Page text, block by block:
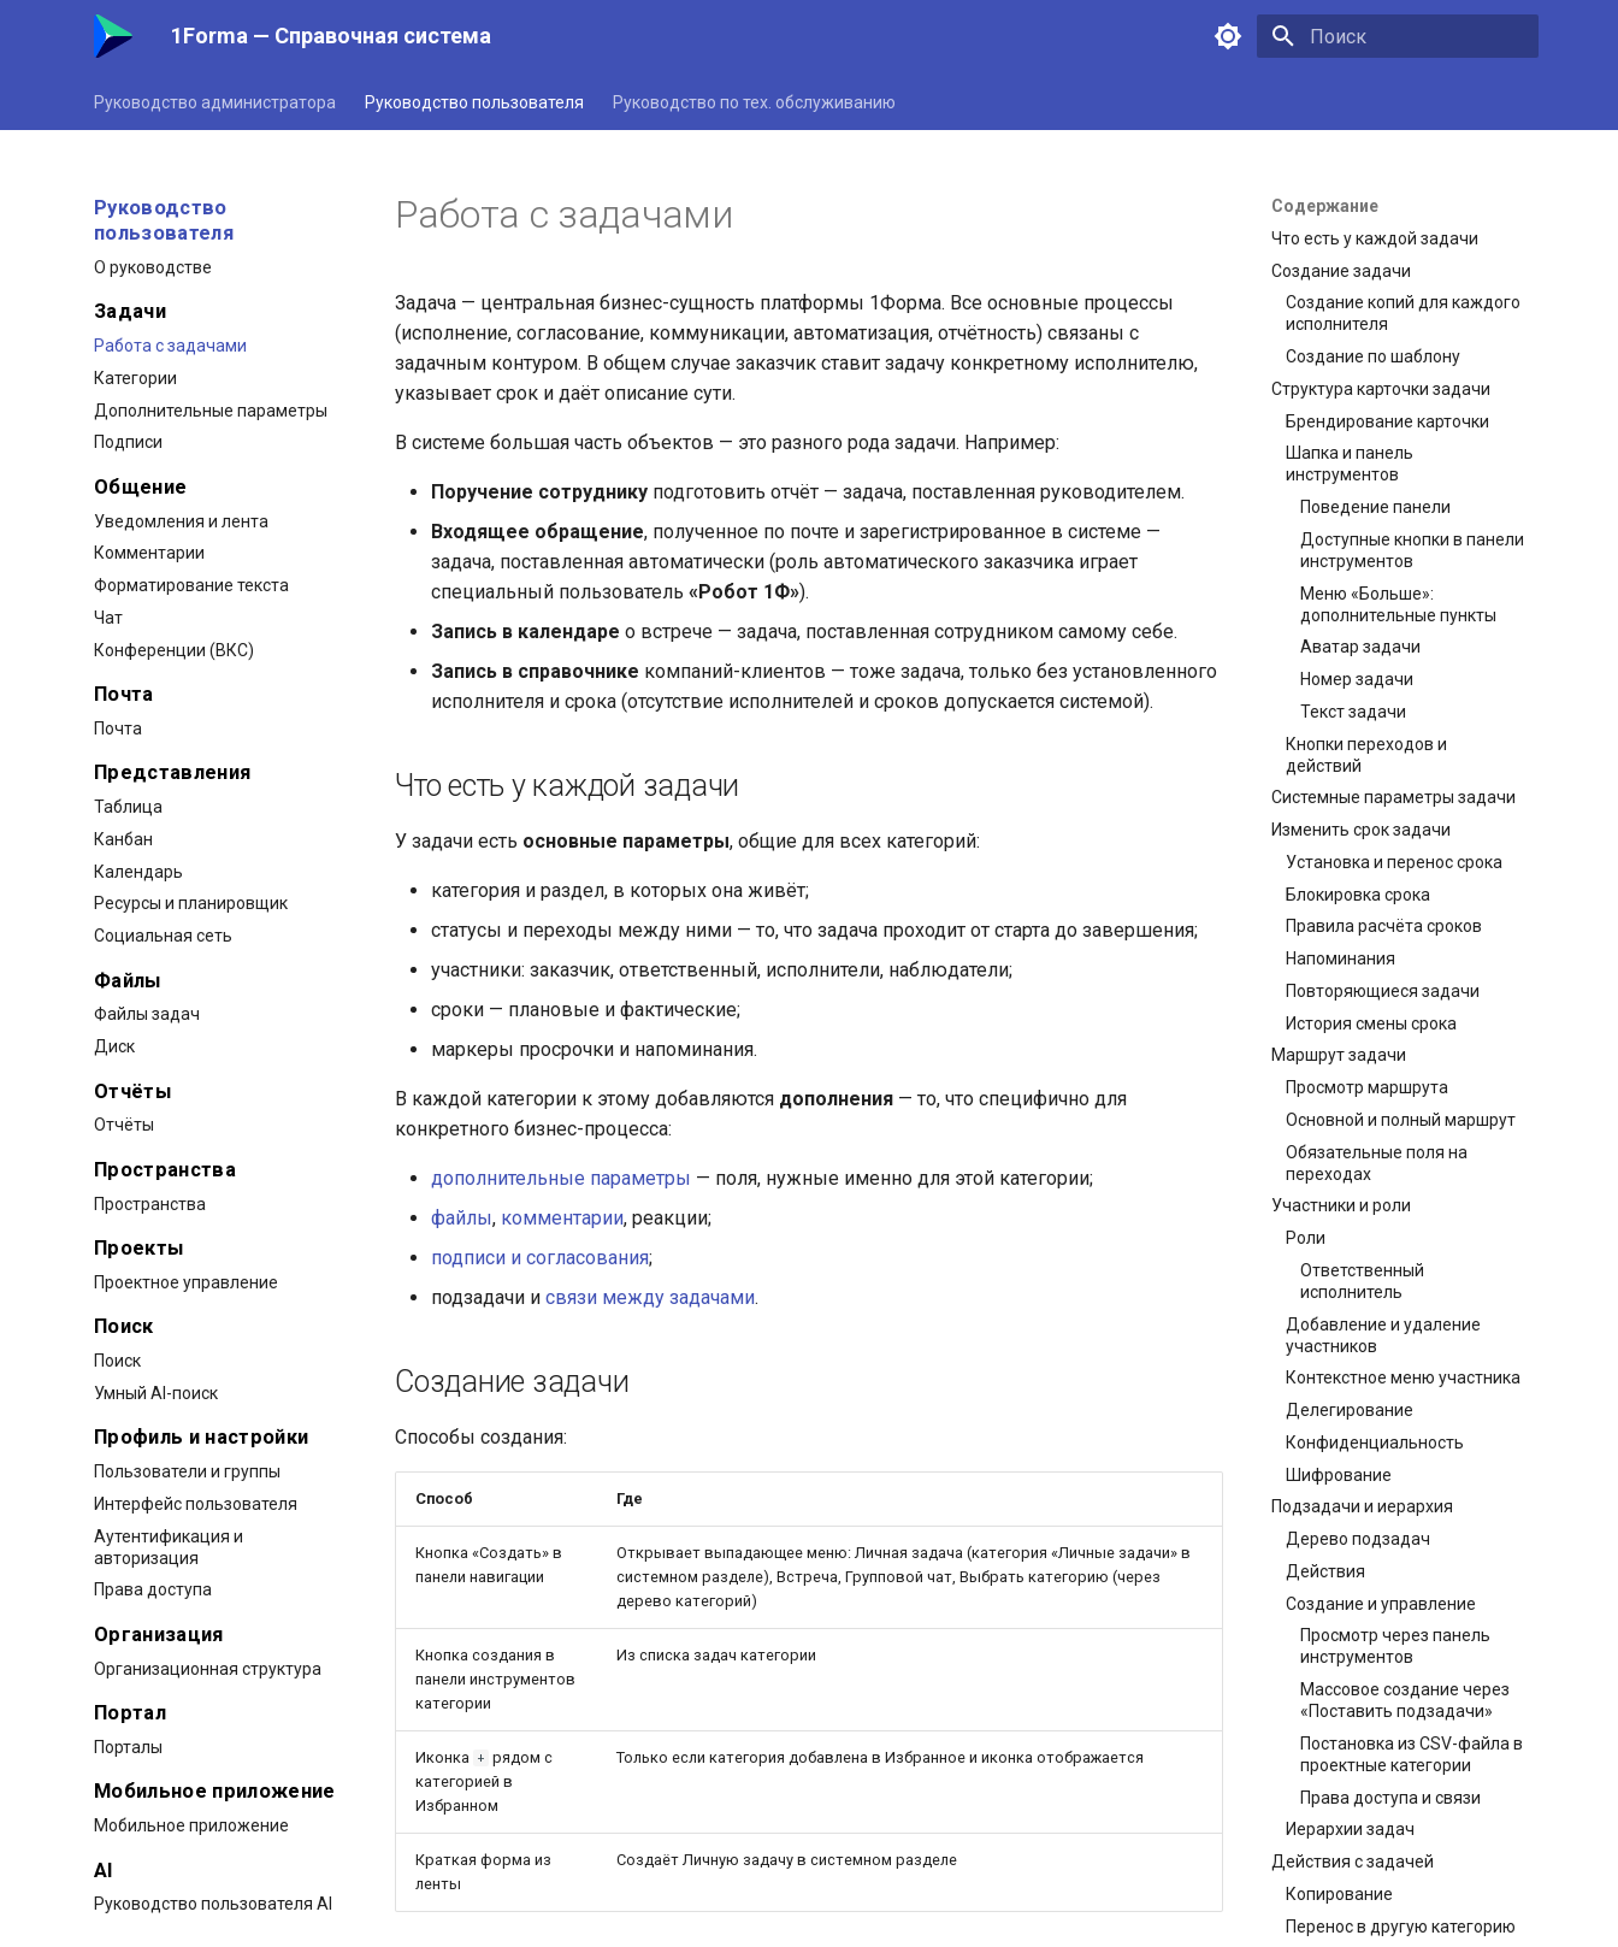
1Forma — Справочная система
Руководство администратора Руководство пользователя Руководство по тех. обслуживанию
Руководство
пользователя
О руководстве
Задачи
Работа с задачами
Категории
Дополнительные параметры
Подписи
Общение
Уведомления и лента
Комментарии
Форматирование текста
Чат
Конференции (ВКС)
Почта
Почта
Представления
Таблица
Канбан
Календарь
Ресурсы и планировщик
Социальная сеть
Файлы
Файлы задач
Диск
Отчёты
Отчёты
Пространства
Пространства
Проекты
Проектное управление
Поиск
Поиск
Умный AI-поиск
Профиль и настройки
Пользователи и группы
Интерфейс пользователя
Аутентификация и
авторизация
Права доступа
Организация
Организационная структура
Портал
Порталы
Мобильное приложение
Мобильное приложение
AI
Руководство пользователя AI
Содержание
Что есть у каждой задачи
Создание задачи
Создание копий для каждого
исполнителя
Создание по шаблону
Структура карточки задачи
Брендирование карточки
Шапка и панель
инструментов
Поведение панели
Доступные кнопки в панели
инструментов
Меню «Больше»:
дополнительные пункты
Аватар задачи
Номер задачи
Текст задачи
Кнопки переходов и
действий
Системные параметры задачи
Изменить срок задачи
Установка и перенос срока
Блокировка срока
Правила расчёта сроков
Напоминания
Повторяющиеся задачи
История смены срока
Маршрут задачи
Просмотр маршрута
Основной и полный маршрут
Обязательные поля на
переходах
Участники и роли
Роли
Ответственный
исполнитель
Добавление и удаление
участников
Контекстное меню участника
Делегирование
Конфиденциальность
Шифрование
Подзадачи и иерархия
Дерево подзадач
Действия
Создание и управление
Просмотр через панель
инструментов
Массовое создание через
«Поставить подзадачи»
Постановка из CSV-файла в
проектные категории
Права доступа и связи
Иерархии задач
Действия с задачей
Копирование
Перенос в другую категорию
Работа с задачами
Задача — центральная бизнес-сущность платформы 1Форма. Все основные процессы
(исполнение, согласование, коммуникации, автоматизация, отчётность) связаны с
задачным контуром. В общем случае заказчик ставит задачу конкретному исполнителю,
указывает срок и даёт описание сути.
В системе большая часть объектов — это разного рода задачи. Например:
Поручение сотруднику подготовить отчёт — задача, поставленная руководителем.
Входящее обращение, полученное по почте и зарегистрированное в системе —
задача, поставленная автоматически (роль автоматического заказчика играет
специальный пользователь «Робот 1Ф»).
Запись в календаре о встрече — задача, поставленная сотрудником самому себе.
Запись в справочнике компаний-клиентов — тоже задача, только без установленного
исполнителя и срока (отсутствие исполнителей и сроков допускается системой).
Что есть у каждой задачи
У задачи есть основные параметры, общие для всех категорий:
категория и раздел, в которых она живёт;
статусы и переходы между ними — то, что задача проходит от старта до завершения;
участники: заказчик, ответственный, исполнители, наблюдатели;
сроки — плановые и фактические;
маркеры просрочки и напоминания.
В каждой категории к этому добавляются дополнения — то, что специфично для
конкретного бизнес-процесса:
дополнительные параметры — поля, нужные именно для этой категории;
файлы, комментарии, реакции;
подписи и согласования;
подзадачи и связи между задачами.
Создание задачи
Способы создания:
Способ Где
Кнопка «Создать» в
панели навигации
Открывает выпадающее меню: Личная задача (категория «Личные задачи» в
системном разделе), Встреча, Групповой чат, Выбрать категорию (через
дерево категорий)
Кнопка создания в
панели инструментов
категории
Из списка задач категории
Иконка + рядом с
категорией в
Избранном
Только если категория добавлена в Избранное и иконка отображается
Краткая форма из
ленты
Создаёт Личную задачу в системном разделе